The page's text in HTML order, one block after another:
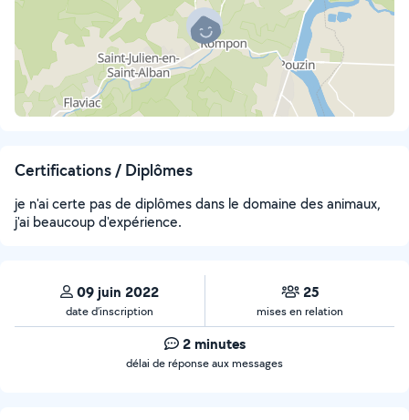
Certifications / Diplômes
je n'ai certe pas de diplômes dans le domaine des animaux,
j'ai beaucoup d'expérience.
09 juin 2022
date d’inscription
25
mises en relation
2 minutes
délai de réponse aux messages